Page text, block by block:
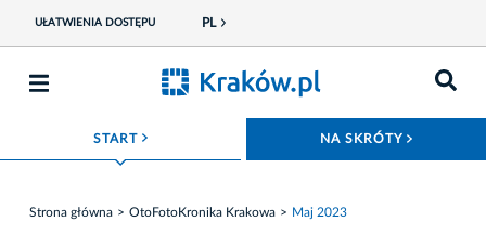
UŁATWIENIA DOSTĘPU PL
START ROZWIŃ MENU NA SKRÓTY
Strona główna OtoFotoKronika Krakowa Maj 2023